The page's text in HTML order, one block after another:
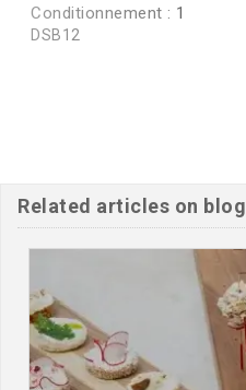
Conditionnement : 1
DSB12
Related articles on blog